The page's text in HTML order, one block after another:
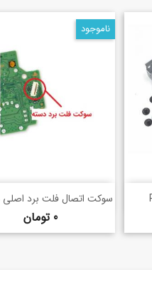
قیمت
0 تومان
ناموجود
shopping_basketخرید سریع